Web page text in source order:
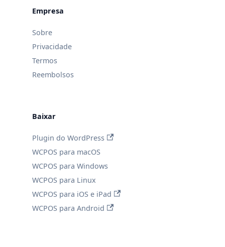
Empresa
Sobre
Privacidade
Termos
Reembolsos
Baixar
Plugin do WordPress
WCPOS para macOS
WCPOS para Windows
WCPOS para Linux
WCPOS para iOS e iPad
WCPOS para Android